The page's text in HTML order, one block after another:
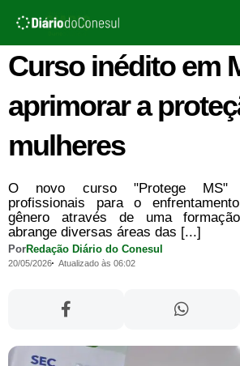
para
conteúdo
Curso inédito em
aprimorar a
mulheres
O novo curso "Protege MS"
profissionais para o
gênero através de uma
abrange diversas áreas das [...]
PorRedação Diário do Conesul
20/05/2026 Atualizado às 06:02